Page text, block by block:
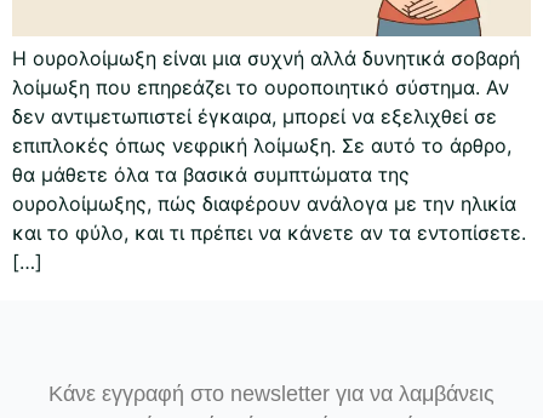
Η ουρολοίμωξη είναι μια συχνή αλλά δυνητικά σοβαρή
λοίμωξη που επηρεάζει το ουροποιητικό σύστημα. Αν
δεν αντιμετωπιστεί έγκαιρα, μπορεί να εξελιχθεί σε
επιπλοκές όπως νεφρική λοίμωξη. Σε αυτό το άρθρο,
θα μάθετε όλα τα βασικά συμπτώματα της
ουρολοίμωξης, πώς διαφέρουν ανάλογα με την ηλικία
και το φύλο, και τι πρέπει να κάνετε αν τα εντοπίσετε.
[…]
Κάνε εγγραφή στο newsletter για να λαμβάνεις